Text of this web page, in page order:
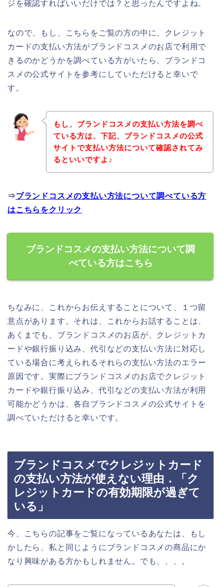
ジを確認すればいいだけでは？と思ったんですよね。
なので、もし、こちらをご覧の方の中に、クレジット
カードの支払い方法がブランドコスメのお店で利用で
きるのかどうかを調べている方がいたら、ブランドコ
スメの公式サイトを参考にしていただけると幸いで
す。
もし、ブランドコスメの支払い方法を調べ
ている方は、下記、ブランドコスメの公式
サイトで支払い方法について確認されてみ
るといいですよ♪
⇒ブランドコスメの支払い方法について調べている方
はこちらをクリック
ブランドコスメの支払い方法について調
べている方はこちら
ちなみに、これからお伝えすることについて、１つ留
意点があります。それは、これからお話することは、
あくまでも、ブランドコスメのお店が、クレジットカ
ードや銀行振り込み、代引などの支払い方法に対応し
ている場合に考えられるそれらの支払い方法のエラー
原因です。実際にブランドコスメのお店でクレジット
カードや銀行振り込み、代引などの支払い方法が利用
可能かどうかは、各自ブランドコスメの公式サイトを
調べていただけると幸いです。
ブランドコスメでクレジットカード
の支払い方法が使えない理由．「ク
レジットカードの有効期限が過ぎて
いる」
今、こちらの記事をご覧になっているあなたは、もし
かしたら、私と同じようにブランドコスメの商品にか
なり興味がある方かもしれません。でも、、、。